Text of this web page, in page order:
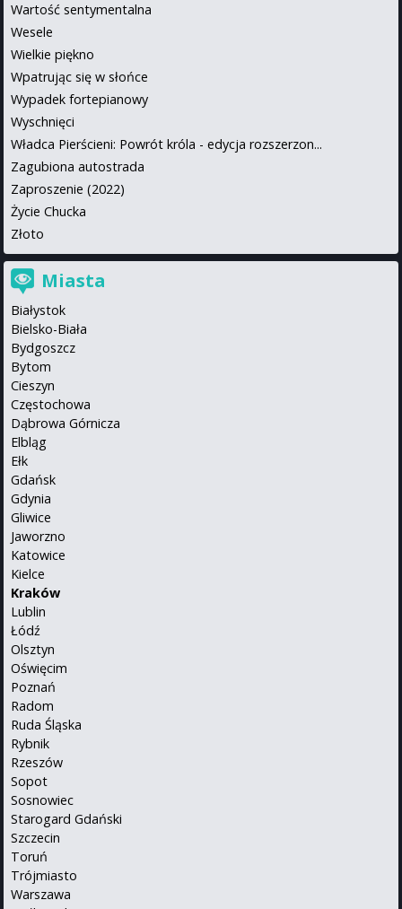
Wartość sentymentalna
Wesele
Wielkie piękno
Wpatrując się w słońce
Wypadek fortepianowy
Wyschnięci
Władca Pierścieni: Powrót króla - edycja rozszerzon...
Zagubiona autostrada
Zaproszenie (2022)
Życie Chucka
Złoto
Miasta
Białystok
Bielsko-Biała
Bydgoszcz
Bytom
Cieszyn
Częstochowa
Dąbrowa Górnicza
Elbląg
Ełk
Gdańsk
Gdynia
Gliwice
Jaworzno
Katowice
Kielce
Kraków
Lublin
Łódź
Olsztyn
Oświęcim
Poznań
Radom
Ruda Śląska
Rybnik
Rzeszów
Sopot
Sosnowiec
Starogard Gdański
Szczecin
Toruń
Trójmiasto
Warszawa